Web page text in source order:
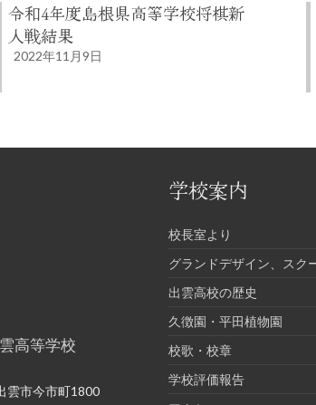
令和4年度島根県高等学校将棋新
人戦結果
2022年11月9日
高等学校
雲市今市町1800
学校案内
校長室より
グランドデザイン、スク
出雲高校の歴史
久徴園・平田植物園
校歌・校章
学校評価報告